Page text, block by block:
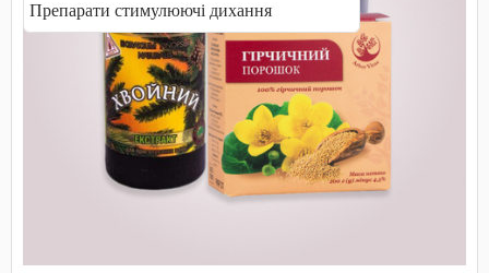
Препарати стимулюючі дихання